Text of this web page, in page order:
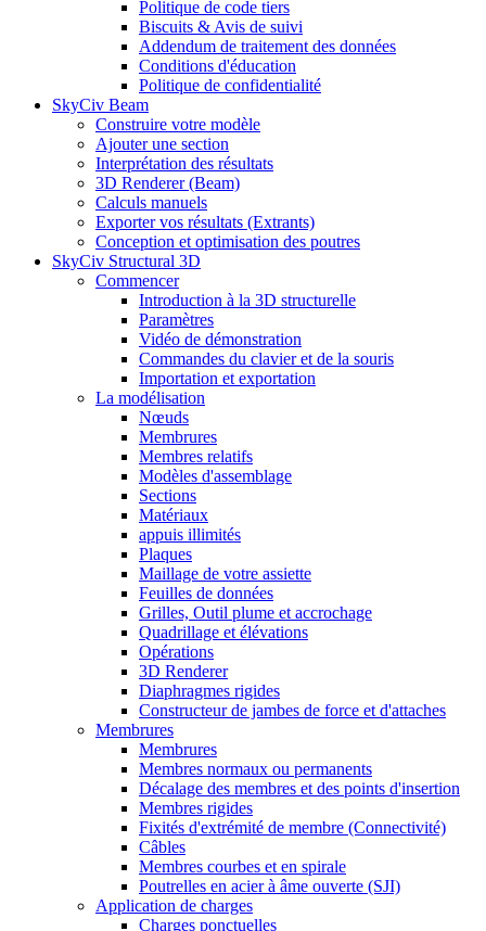
Politique de code tiers
Biscuits & Avis de suivi
Addendum de traitement des données
Conditions d'éducation
Politique de confidentialité
SkyCiv Beam
Construire votre modèle
Ajouter une section
Interprétation des résultats
3D Renderer (Beam)
Calculs manuels
Exporter vos résultats (Extrants)
Conception et optimisation des poutres
SkyCiv Structural 3D
Commencer
Introduction à la 3D structurelle
Paramètres
Vidéo de démonstration
Commandes du clavier et de la souris
Importation et exportation
La modélisation
Nœuds
Membrures
Membres relatifs
Modèles d'assemblage
Sections
Matériaux
appuis illimités
Plaques
Maillage de votre assiette
Feuilles de données
Grilles, Outil plume et accrochage
Quadrillage et élévations
Opérations
3D Renderer
Diaphragmes rigides
Constructeur de jambes de force et d'attaches
Membrures
Membrures
Membres normaux ou permanents
Décalage des membres et des points d'insertion
Membres rigides
Fixités d'extrémité de membre (Connectivité)
Câbles
Membres courbes et en spirale
Poutrelles en acier à âme ouverte (SJI)
Application de charges
Charges ponctuelles